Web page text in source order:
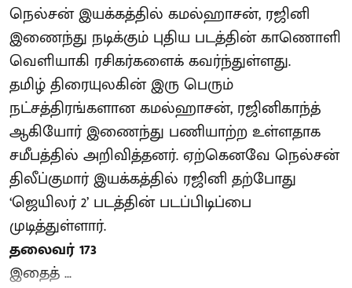
நெல்சன் இயக்கத்தில் கமல்ஹாசன், ரஜினி
இணைந்து நடிக்கும் புதிய படத்தின் காணொளி
வெளியாகி ரசிகர்களைக் கவர்ந்துள்ளது.
தமிழ் திரையுலகின் இரு பெரும்
நட்சத்திரங்களான கமல்ஹாசன், ரஜினிகாந்த்
ஆகியோர் இணைந்து பணியாற்ற உள்ளதாக
சமீபத்தில் அறிவித்தனர். ஏற்கெனவே நெல்சன்
திலீப்குமார் இயக்கத்தில் ரஜினி தற்போது
‘ஜெயிலர் 2’ படத்தின் படப்பிடிப்பை
முடித்துள்ளார்.
தலைவர் 173
இதைத் ...